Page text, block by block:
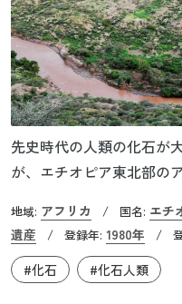
先史時代の人類の化石が
が、エチオピア東北部の
1976年まで国際的な専門
ロジェクトが組まれまし
でに二足歩行を行ってい
地域: アフリカ / 国名: エチ
遺産
/ 登録年: 1980年 /
#化石
#化石人類